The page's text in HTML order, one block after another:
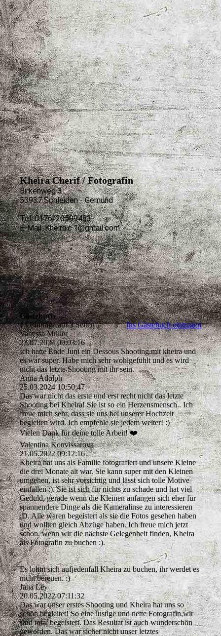
Kheira Cherif / Fotografin
Birkenweg 3
53937 Schleiden - Gemünd
Tel: 0176/20599483
E-Mail: Kheira.c.1@gmail.com
Gästebuch
13 Einträge auf 3 Seiten
Ins Gästebuch eintragen
Vanessa Müller
23.07.2024 09:03:16
Ich hatte Ende Juni ein Dessous Shooting mit kheira und
es war super. Habe mich sehr wohlgefühlt und es wird
nicht das letzte Shooting mit ihr sein.
Anna Adolph
25.03.2024 10:50:47
Das war nicht das erste und erst recht nicht das letzte
Shooting bei Kheira! Sie ist so ein Herzensmensch.. Ich
freue mich sehr, dass sie uns bei unserer Hochzeit
begleiten wird. Ich empfehle sie jedem weiter! :)
Vielen Dank für deine tolle Arbeit! ❤️
Valentina Konvissarova
21.05.2022 09:12:16
Kheira hat uns als Familie fotografiert und unsere Kleine
die drei Monate alt war. Sie kann super mit den Kleinen
umgehen, ist sehr vorsichtig und lässt sich tolle Motive
einfallen :). Sie ist sich für nichts zu schade und hat viel
Geduld, gerade wenn die Kleinen anfangen sich eher für
spannendere Dinge als die Kameralinse zu interessieren
:D. Alle waren begeistert als sie die Fotos gesehen haben
und wollten gleich Abzüge haben. Ich freue mich jetzt
schon, wenn wir die nächste Gelegenheit finden, Kheira
als Fotografin zu buchen :).
Es lohnt sich aufjedenfall Kheira zu buchen, ihr werdet es
nicht bereuen. :)
Jana Ley
20.05.2022 07:11:32
Das war unser erstes Shooting und Kheira hat uns so
schön begleitet! So eine lustige und nette Fotografin,wir
sind total begeistert. Das Resultat ist auch wunderschön
geworden. Das war sicher nicht unser letztes